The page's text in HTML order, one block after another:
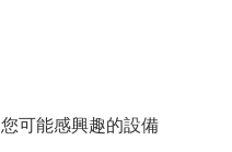
您可能感興趣的設備